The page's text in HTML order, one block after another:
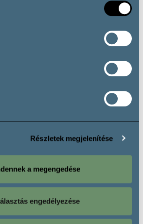
Részletek megjelenítése
a megengedése
engedélyezése